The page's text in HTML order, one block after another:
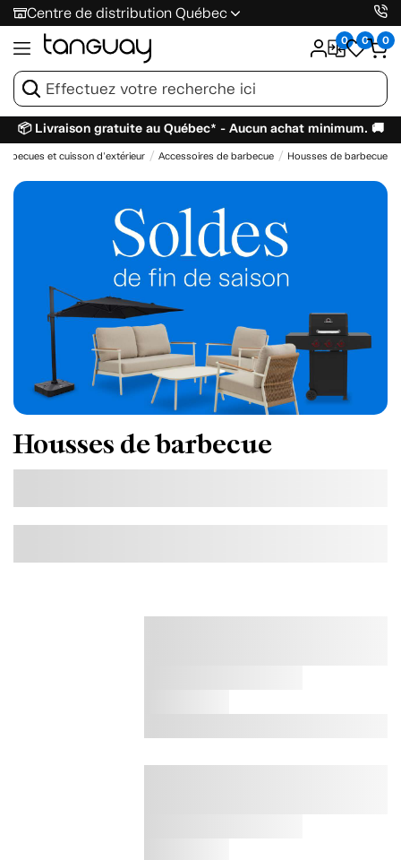
Centre de distribution Québec
0 0 0
📦 Livraison gratuite au Québec* - Aucun achat minimum. 🚚
et cuisson d'extérieur Accessoires de barbecue Housses de barbecue
Housses de barbecue